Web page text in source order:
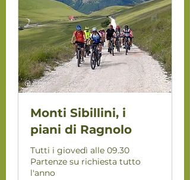
Monti Sibillini, i
piani di Ragnolo
Tutti i giovedì alle 09.30
Partenze su richiesta tutto
l'anno